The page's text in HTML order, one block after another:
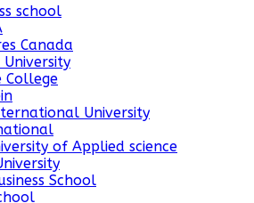
school
Canada
College
University
of Applied science
School